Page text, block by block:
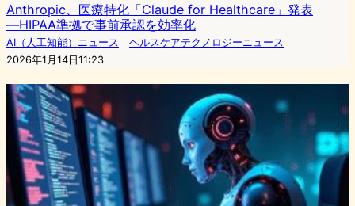
Anthropic、医療特化「Claude for Healthcare」発表
―HIPAA準拠で事前承認を効率化
AI（人工知能）ニュース ｜ ヘルスケアテクノロジーニュース
2026年1月14日11:23